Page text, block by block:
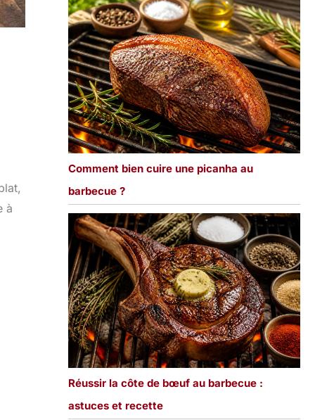
à
Comment bien cuire une picanha au
barbecue ?
Réussir la côte de bœuf au barbecue :
astuces et recette